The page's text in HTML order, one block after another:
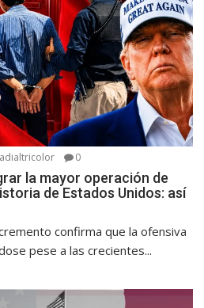
0
la mayor operación de
de Estados Unidos: así
confirma que la ofensiva
pese a las crecientes...